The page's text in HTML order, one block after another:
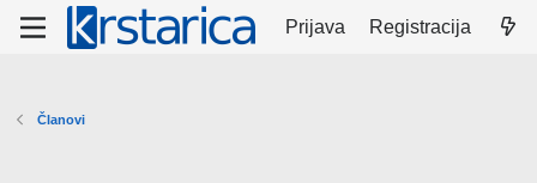
Prijava Registracija
Članovi